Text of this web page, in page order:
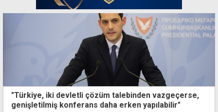
"Türkiye, iki devletli çözüm talebinden vazgeçerse,
genişletilmiş konferans daha erken yapılabilir"